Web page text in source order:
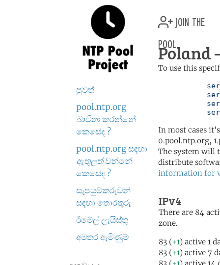
පුවත්
pool.ntp.org
බාවිතාකරන්නේ
කෙසේද ?
pool.ntp.org සඳහා
ඇතුලත්වන්නේ
කෙසේද ?
සැපයුම්කරුවන්
සඳහා තොරතුරු
ඊමේල් ලැයිස්තු
අමතර ඇමිණුම්
join the
pool
Poland
To use this
In most cases
0.pool.ntp.org,
The system will
distribute
information for
IPv4
There are 84
zone.
83 (+1) active 1
83 (+1) active 7